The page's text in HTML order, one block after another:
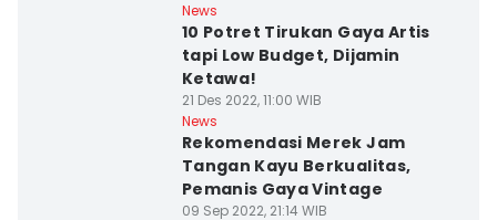
News
10 Potret Tirukan Gaya Artis
tapi Low Budget, Dijamin
Ketawa!
21 Des 2022, 11:00 WIB
News
Rekomendasi Merek Jam
Tangan Kayu Berkualitas,
Pemanis Gaya Vintage
09 Sep 2022, 21:14 WIB